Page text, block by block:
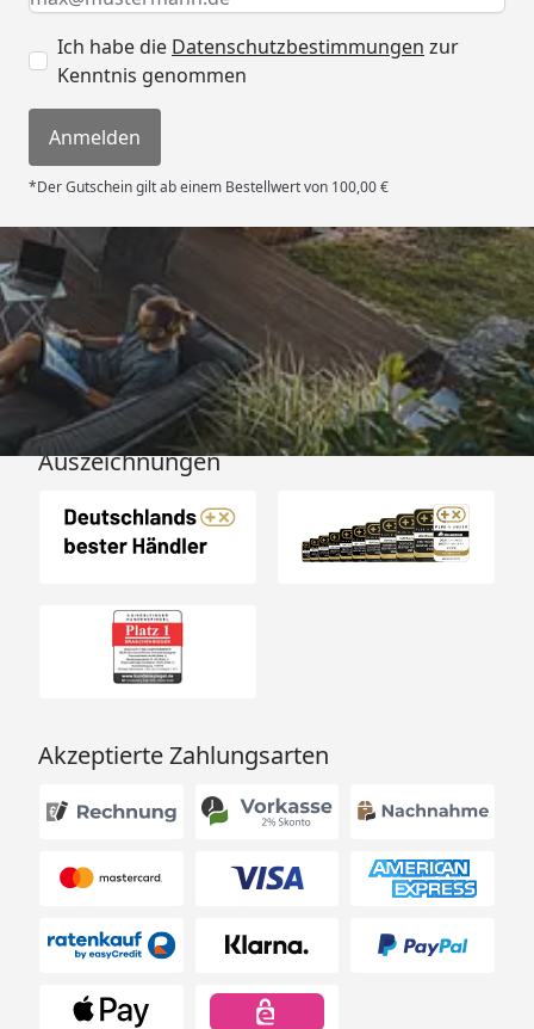
Ich habe die Datenschutzbestimmungen zur
Kenntnis genommen
Anmelden
*Der Gutschein gilt ab einem Bestellwert von 100,00 €
Versand
Auszeichnungen
Akzeptierte Zahlungsarten